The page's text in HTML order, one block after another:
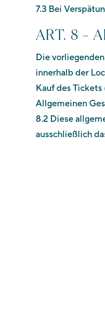
7.3 Bei
ART. 8 –
Die
innerhalb der
Kauf des
Allgemeinen
8.2 Diese
ausschließlich